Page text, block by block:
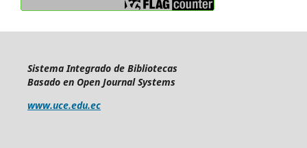
Sistema Integrado de Bibliotecas
Basado en Open Journal Systems
www.uce.edu.ec